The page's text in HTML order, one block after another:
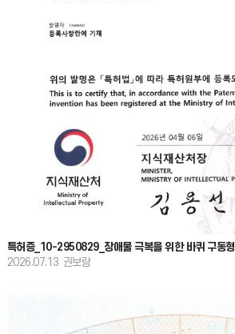
특허증_10-2950829_장애물 극복을 위한 바퀴 구동
2026.07.13 권보람